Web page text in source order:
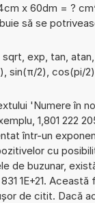
x 60dm = ?
să se
exp, tan,
sin(π/2), cos(pi/
'Numere în
1,801 222
într-un
cu
de buzunar,
1E+21.
de citit. Dacă